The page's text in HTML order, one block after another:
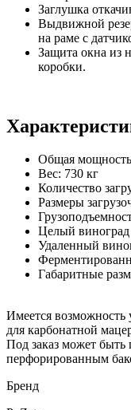
Заглушка
Выдвижной
на раме с
Защита окна из
коробки.
Общая
Вес: 730 кг
Количество
Размеры
Целый виноград
Удаленный
Габаритные
Имеется возможность
для карбонатной
Под заказ может быть
перфорированным
Бренд